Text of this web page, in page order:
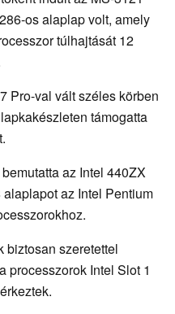
os alaplap volt, amely
túlhajtását 12
Pro-val vált széles körben
támogatta
az Intel 440ZX
az Intel Pentium
biztosan szeretettel
processzorok Intel Slot 1